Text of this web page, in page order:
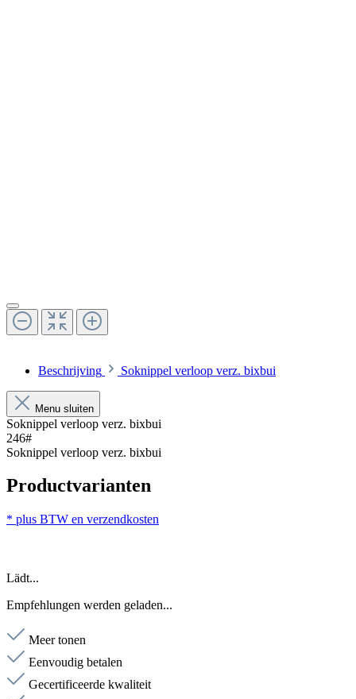
Beschrijving Soknippel verloop verz. bixbui
Menu sluiten
Soknippel verloop verz. bixbui
246#
Soknippel verloop verz. bixbui
Productvarianten
* plus BTW en verzendkosten
Lädt...
Empfehlungen werden geladen...
Meer tonen
Eenvoudig betalen
Gecertificeerde kwaliteit